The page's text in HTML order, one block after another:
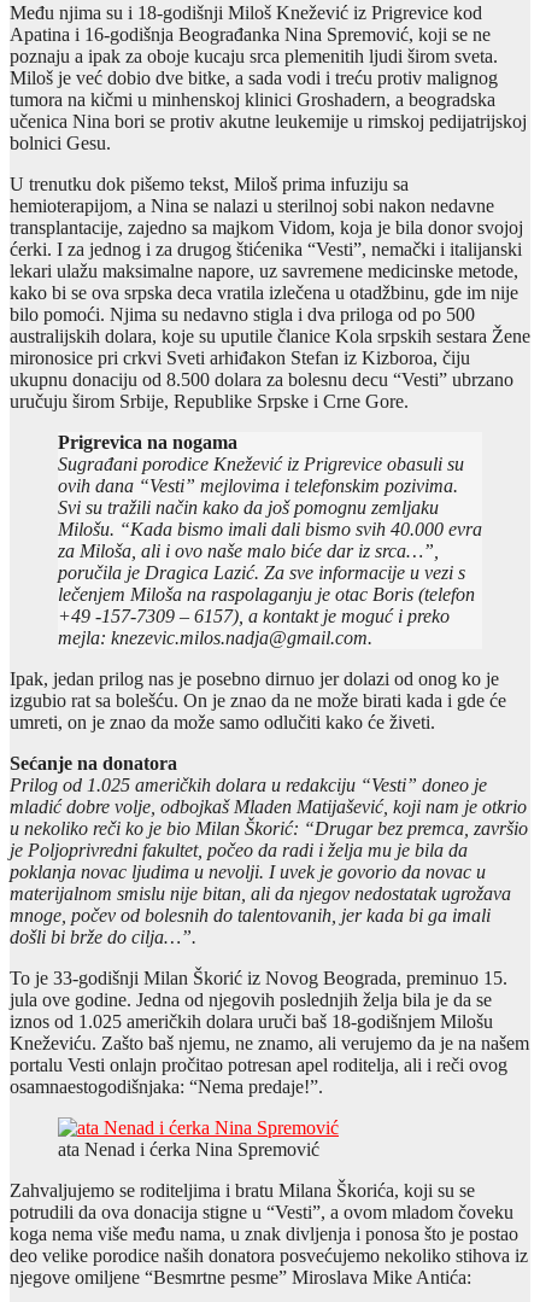
Među njima su i 18-godišnji Miloš Knežević iz Prigrevice kod
Apatina i 16-godišnja Beograđanka Nina Spremović, koji se ne
poznaju a ipak za oboje kucaju srca plemenitih ljudi širom sveta.
Miloš je već dobio dve bitke, a sada vodi i treću protiv malignog
tumora na kičmi u minhenskoj klinici Groshadern, a beogradska
učenica Nina bori se protiv akutne leukemije u rimskoj pedijatrijskoj
bolnici Gesu.
U trenutku dok pišemo tekst, Miloš prima infuziju sa
hemioterapijom, a Nina se nalazi u sterilnoj sobi nakon nedavne
transplantacije, zajedno sa majkom Vidom, koja je bila donor svojoj
ćerki. I za jednog i za drugog štićenika “Vesti”, nemački i italijanski
lekari ulažu maksimalne napore, uz savremene medicinske metode,
kako bi se ova srpska deca vratila izlečena u otadžbinu, gde im nije
bilo pomoći. Njima su nedavno stigla i dva priloga od po 500
australijskih dolara, koje su uputile članice Kola srpskih sestara Žene
mironosice pri crkvi Sveti arhiđakon Stefan iz Kizboroa, čiju
ukupnu donaciju od 8.500 dolara za bolesnu decu “Vesti” ubrzano
uručuju širom Srbije, Republike Srpske i Crne Gore.
Prigrevica na nogama
Sugrađani porodice Knežević iz Prigrevice obasuli su
ovih dana “Vesti” mejlovima i telefonskim pozivima.
Svi su tražili način kako da još pomognu zemljaku
Milošu. “Kada bismo imali dali bismo svih 40.000 evra
za Miloša, ali i ovo naše malo biće dar iz srca…”,
poručila je Dragica Lazić. Za sve informacije u vezi s
lečenjem Miloša na raspolaganju je otac Boris (telefon
+49 -157-7309 – 6157), a kontakt je moguć i preko
mejla: knezevic.milos.nadja@gmail.com.
Ipak, jedan prilog nas je posebno dirnuo jer dolazi od onog ko je
izgubio rat sa bolešću. On je znao da ne može birati kada i gde će
umreti, on je znao da može samo odlučiti kako će živeti.
Sećanje na donatora
Prilog od 1.025 američkih dolara u redakciju “Vesti” doneo je
mladić dobre volje, odbojkaš Mladen Matijašević, koji nam je otkrio
u nekoliko reči ko je bio Milan Škorić: “Drugar bez premca, završio
je Poljoprivredni fakultet, počeo da radi i želja mu je bila da
poklanja novac ljudima u nevolji. I uvek je govorio da novac u
materijalnom smislu nije bitan, ali da njegov nedostatak ugrožava
mnoge, počev od bolesnih do talentovanih, jer kada bi ga imali
došli bi brže do cilja…”.
To je 33-godišnji Milan Škorić iz Novog Beograda, preminuo 15.
jula ove godine. Jedna od njegovih poslednjih želja bila je da se
iznos od 1.025 američkih dolara uruči baš 18-godišnjem Milošu
Kneževiću. Zašto baš njemu, ne znamo, ali verujemo da je na našem
portalu Vesti onlajn pročitao potresan apel roditelja, ali i reči ovog
osamnaestogodišnjaka: “Nema predaje!”.
ata Nenad i ćerka Nina Spremović
Zahvaljujemo se roditeljima i bratu Milana Škorića, koji su se
potrudili da ova donacija stigne u “Vesti”, a ovom mladom čoveku
koga nema više među nama, u znak divljenja i ponosa što je postao
deo velike porodice naših donatora posvećujemo nekoliko stihova iz
njegove omiljene “Besmrtne pesme” Miroslava Mike Antića: